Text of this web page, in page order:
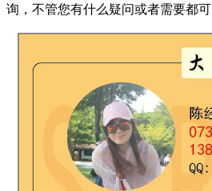
询，不管您有什么疑问或者需要都